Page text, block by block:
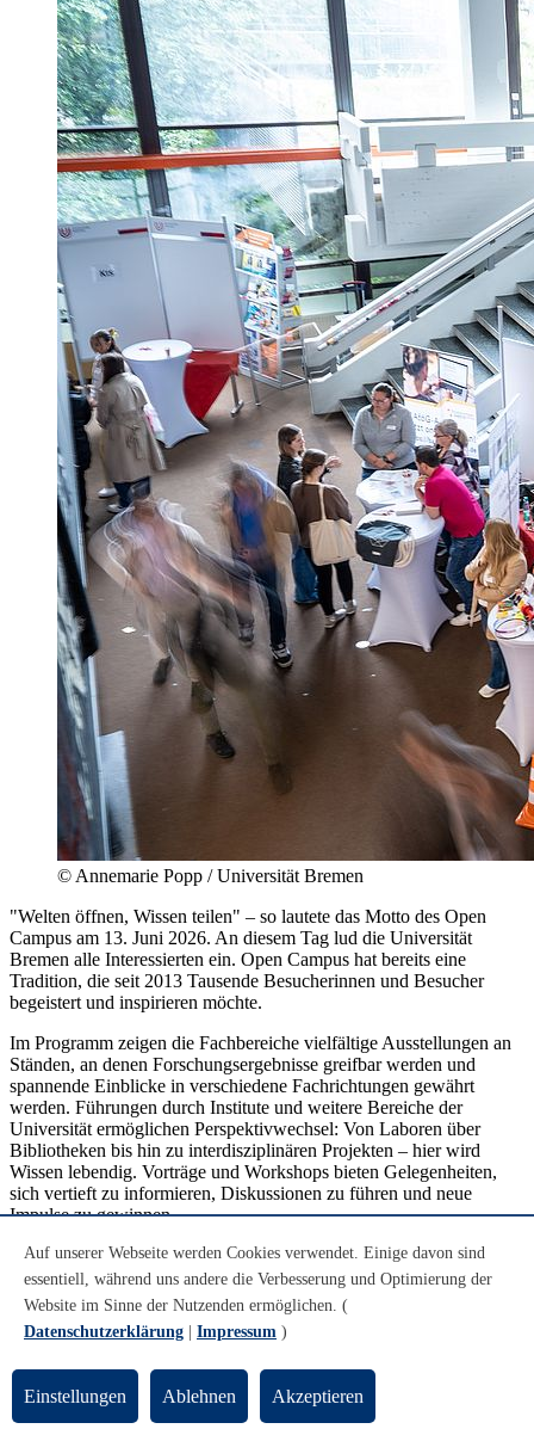
© Annemarie Popp / Universität Bremen
"Welten öffnen, Wissen teilen" – so lautete das Motto des Open
Campus am 13. Juni 2026. An diesem Tag lud die Universität
Bremen alle Interessierten ein. Open Campus hat bereits eine
Tradition, die seit 2013 Tausende Besucherinnen und Besucher
begeistert und inspirieren möchte.
Im Programm zeigen die Fachbereiche vielfältige Ausstellungen an
Ständen, an denen Forschungsergebnisse greifbar werden und
spannende Einblicke in verschiedene Fachrichtungen gewährt
werden. Führungen durch Institute und weitere Bereiche der
Universität ermöglichen Perspektivwechsel: Von Laboren über
Bibliotheken bis hin zu interdisziplinären Projekten – hier wird
Wissen lebendig. Vorträge und Workshops bieten Gelegenheiten,
sich vertieft zu informieren, Diskussionen zu führen und neue
Impulse zu gewinnen.
Der Open Campus ist mehr als ein Tag der Begegnung: Er vernetzt
Wissenschaft, (potentielle) Studierende, Mitarbeitende und die
Öffentlichkeit, schafft Schnittstellen zwischen Lehre, Forschung und
Praxis und fördert den Dialog. Der Alumni-Verein unterstützt seit
Jahren dieses Vorhaben.
Auf unserer Webseite werden Cookies verwendet. Einige davon sind
essentiell, während uns andere die Verbesserung und Optimierung der
Website im Sinne der Nutzenden ermöglichen. (
Datenschutzerklärung
Impressum )
Einstellungen Ablehnen Akzeptieren